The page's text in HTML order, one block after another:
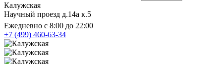
Калужская
Научный проезд д.14а к.5
Ежедневно с 8:00 до 22:00
+7 (499) 460-63-34